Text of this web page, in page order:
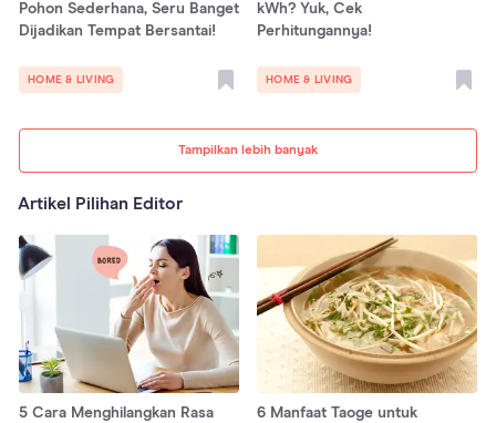
Tampilkan lebih banyak
Pohon Sederhana, Seru Banget
Dijadikan Tempat Bersantai!
HOME & LIVING
kWh? Yuk, Cek
Perhitungannya!
HOME & LIVING
Artikel Pilihan Editor
5 Cara Menghilangkan Rasa
6 Manfaat Taoge untuk